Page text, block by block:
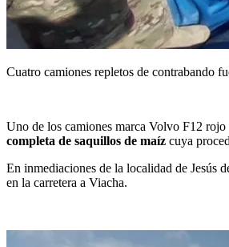
Cuatro camiones repletos de contrabando
Uno de los camiones marca Volvo F12
completa de saquillos de maíz cuya
En inmediaciones de la localidad de Jesús
en la carretera a Viacha.